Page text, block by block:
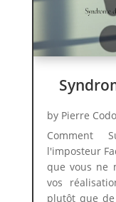
by Pierre
Comment
l'imposteur
que vous ne
vos
plutôt que de